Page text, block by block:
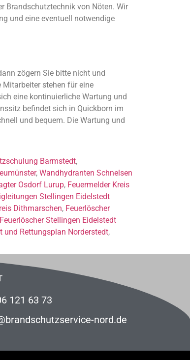
Brandschutztechnik von Nöten. Wir
und eine eventuell notwendige
zögern Sie bitte nicht und
stehen für eine
eine kontinuierliche Wartung und
befindet sich in Quickborn im
und bequem. Die Wartung und
Barmstedt,
, Wandhydranten Schnelsen
Osdorf Lurup, Feuermelder Kreis
Stellingen Eidelstedt
Dithmarschen, Feuerlöscher
Feuerlöscher Stellingen Eidelstedt
und Rettungsplan Norderstedt,
121 63 73
nord.de